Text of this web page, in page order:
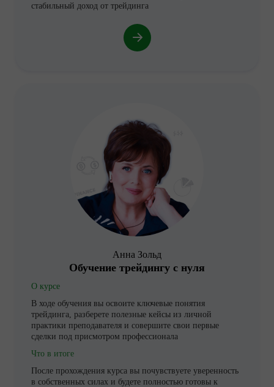
стабильный доход от трейдинга
Анна Зольд
Обучение трейдингу с нуля
О курсе
В ходе обучения вы освоите ключевые понятия
трейдинга, разберете полезные кейсы из личной
практики преподавателя и совершите свои первые
сделки под присмотром профессионала
Что в итоге
После прохождения курса вы почувствуете уверенность
в собственных силах и будете полностью готовы к